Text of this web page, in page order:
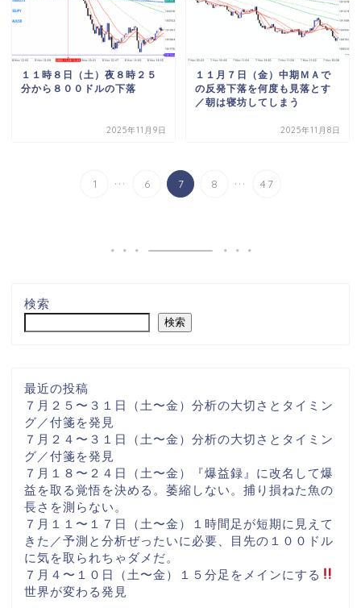
１１時８日（土）夜８時２５
分から８００ドルの下落
2025年11月9日
１１月７日（金）中期ＭＡで
の反発下落を何度も見落とす
／朝は寝坊してしまう
2025年11月8日
1 ... 6 7 8 ... 47
検索
検索
最近の投稿
７月２５〜３１日（土〜金）分析の大切さとタイミン
グ／付箋を発見
７月２４〜３１日（土〜金）分析の大切さとタイミン
グ／付箋を発見
７月１８〜２４日（土〜金）『爆益録』に改名して爆
益を取る覚悟を決める。萎縮しない。捕り損ねた魚の
長さを測らない。
７月１１〜１７日（土〜金）１時間足が短期に見えて
きた／予測と分析ぜったいに必要、目先の１００ドル
に気を取られちゃダメだ。
７月４〜１０日（土〜金）１５分足をメインにする
世界が変わる発見